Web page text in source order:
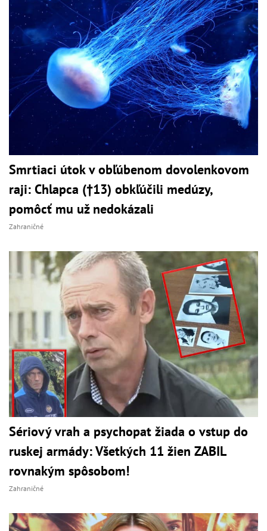
Smrtiaci útok v obľúbenom dovolenkovom
raji: Chlapca (†13) obkľúčili medúzy,
pomôcť mu už nedokázali
Zahraničné
Sériový vrah a psychopat žiada o vstup do
ruskej armády: Všetkých 11 žien ZABIL
rovnakým spôsobom!
Zahraničné